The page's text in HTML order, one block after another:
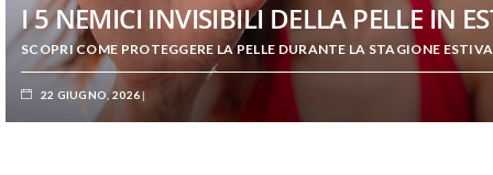
I 5 NEMICI INVISIBILI DELLA PELLE IN
SCOPRI COME PROTEGGERE LA PELLE DURANTE LA STAGIONE ESTIVA
22 GIUGNO, 2026